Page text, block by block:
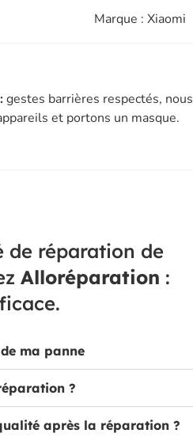
Marque : Xiaomi
gestes barrières respectés, nous
et portons un masque.
de réparation de
Alloréparation :
ma panne
?
après la réparation ?